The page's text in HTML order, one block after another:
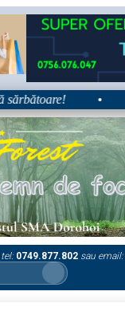
•
0749.877.802 sau email: